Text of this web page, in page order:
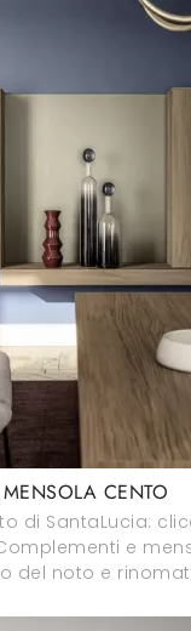
MENSOLA CENTO
di SantaLucia:
e
del noto e